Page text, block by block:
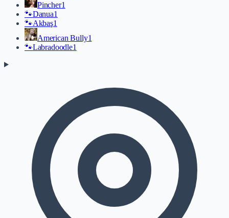
Pincher1
🐾Danua1
🐾Akbaş1
American Bully1
🐾Labradoodle1